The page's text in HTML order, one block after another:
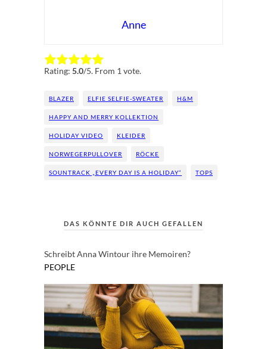
Anne
Rate this item:
Rating: 5.0/5. From 1 vote.
BLAZER ELFIE SELFIE-SWEATER H&M
HAPPY AND MERRY KOLLEKTION
HOLIDAY VIDEO KLEIDER
NORWEGERPULLOVER RÖCKE
SOUNTRACK „EVERY DAY IS A HOLIDAY“ TOPS
DAS KÖNNTE DIR AUCH GEFALLEN
Schreibt Anna Wintour ihre Memoiren?
PEOPLE